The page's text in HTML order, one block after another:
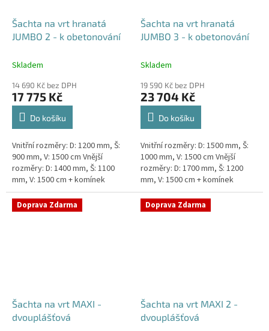
Šachta na vrt hranatá
JUMBO 2 - k obetonování
Skladem
14 690 Kč bez DPH
17 775 Kč
Do košíku
Vnitřní rozměry: D: 1200 mm, Š:
900 mm, V: 1500 cm Vnější
rozměry: D: 1400 mm, Š: 1100
mm, V: 1500 cm + komínek
Šachta na vrt k obetonování -
vhodná pod parkovací...
Šachta na vrt hranatá
JUMBO 3 - k obetonování
Skladem
19 590 Kč bez DPH
23 704 Kč
Do košíku
Vnitřní rozměry: D: 1500 mm, Š:
1000 mm, V: 1500 cm Vnější
rozměry: D: 1700 mm, Š: 1200
mm, V: 1500 cm + komínek
Šachta na vrt k obetonování -
vhodná pod parkovací...
Doprava Zdarma
Šachta na vrt MAXI -
dvouplášťová
Doprava Zdarma
Šachta na vrt MAXI 2 -
dvouplášťová